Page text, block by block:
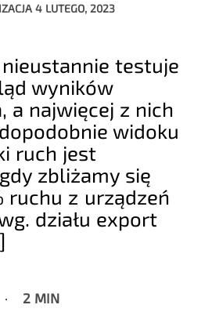
4 LUTEGO, 2023
testuje
wyników
a najwięcej z nich
widoku
ruch jest
zbliżamy się
ruchu z urządzeń
działu export
2 MIN